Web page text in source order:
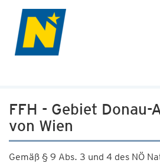
FFH - Gebiet Donau-
von Wien
Gemäß § 9 Abs. 3 und 4 des NÖ